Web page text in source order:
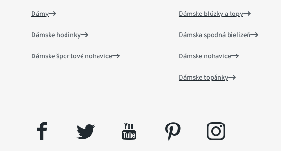
Dámy
Dámske hodinky
Dámske športové nohavice
Dámske blúzky a topy
Dámska spodná bielizeň
Dámske nohavice
Dámske topánky
facebook twitter youtube pinterest instagram